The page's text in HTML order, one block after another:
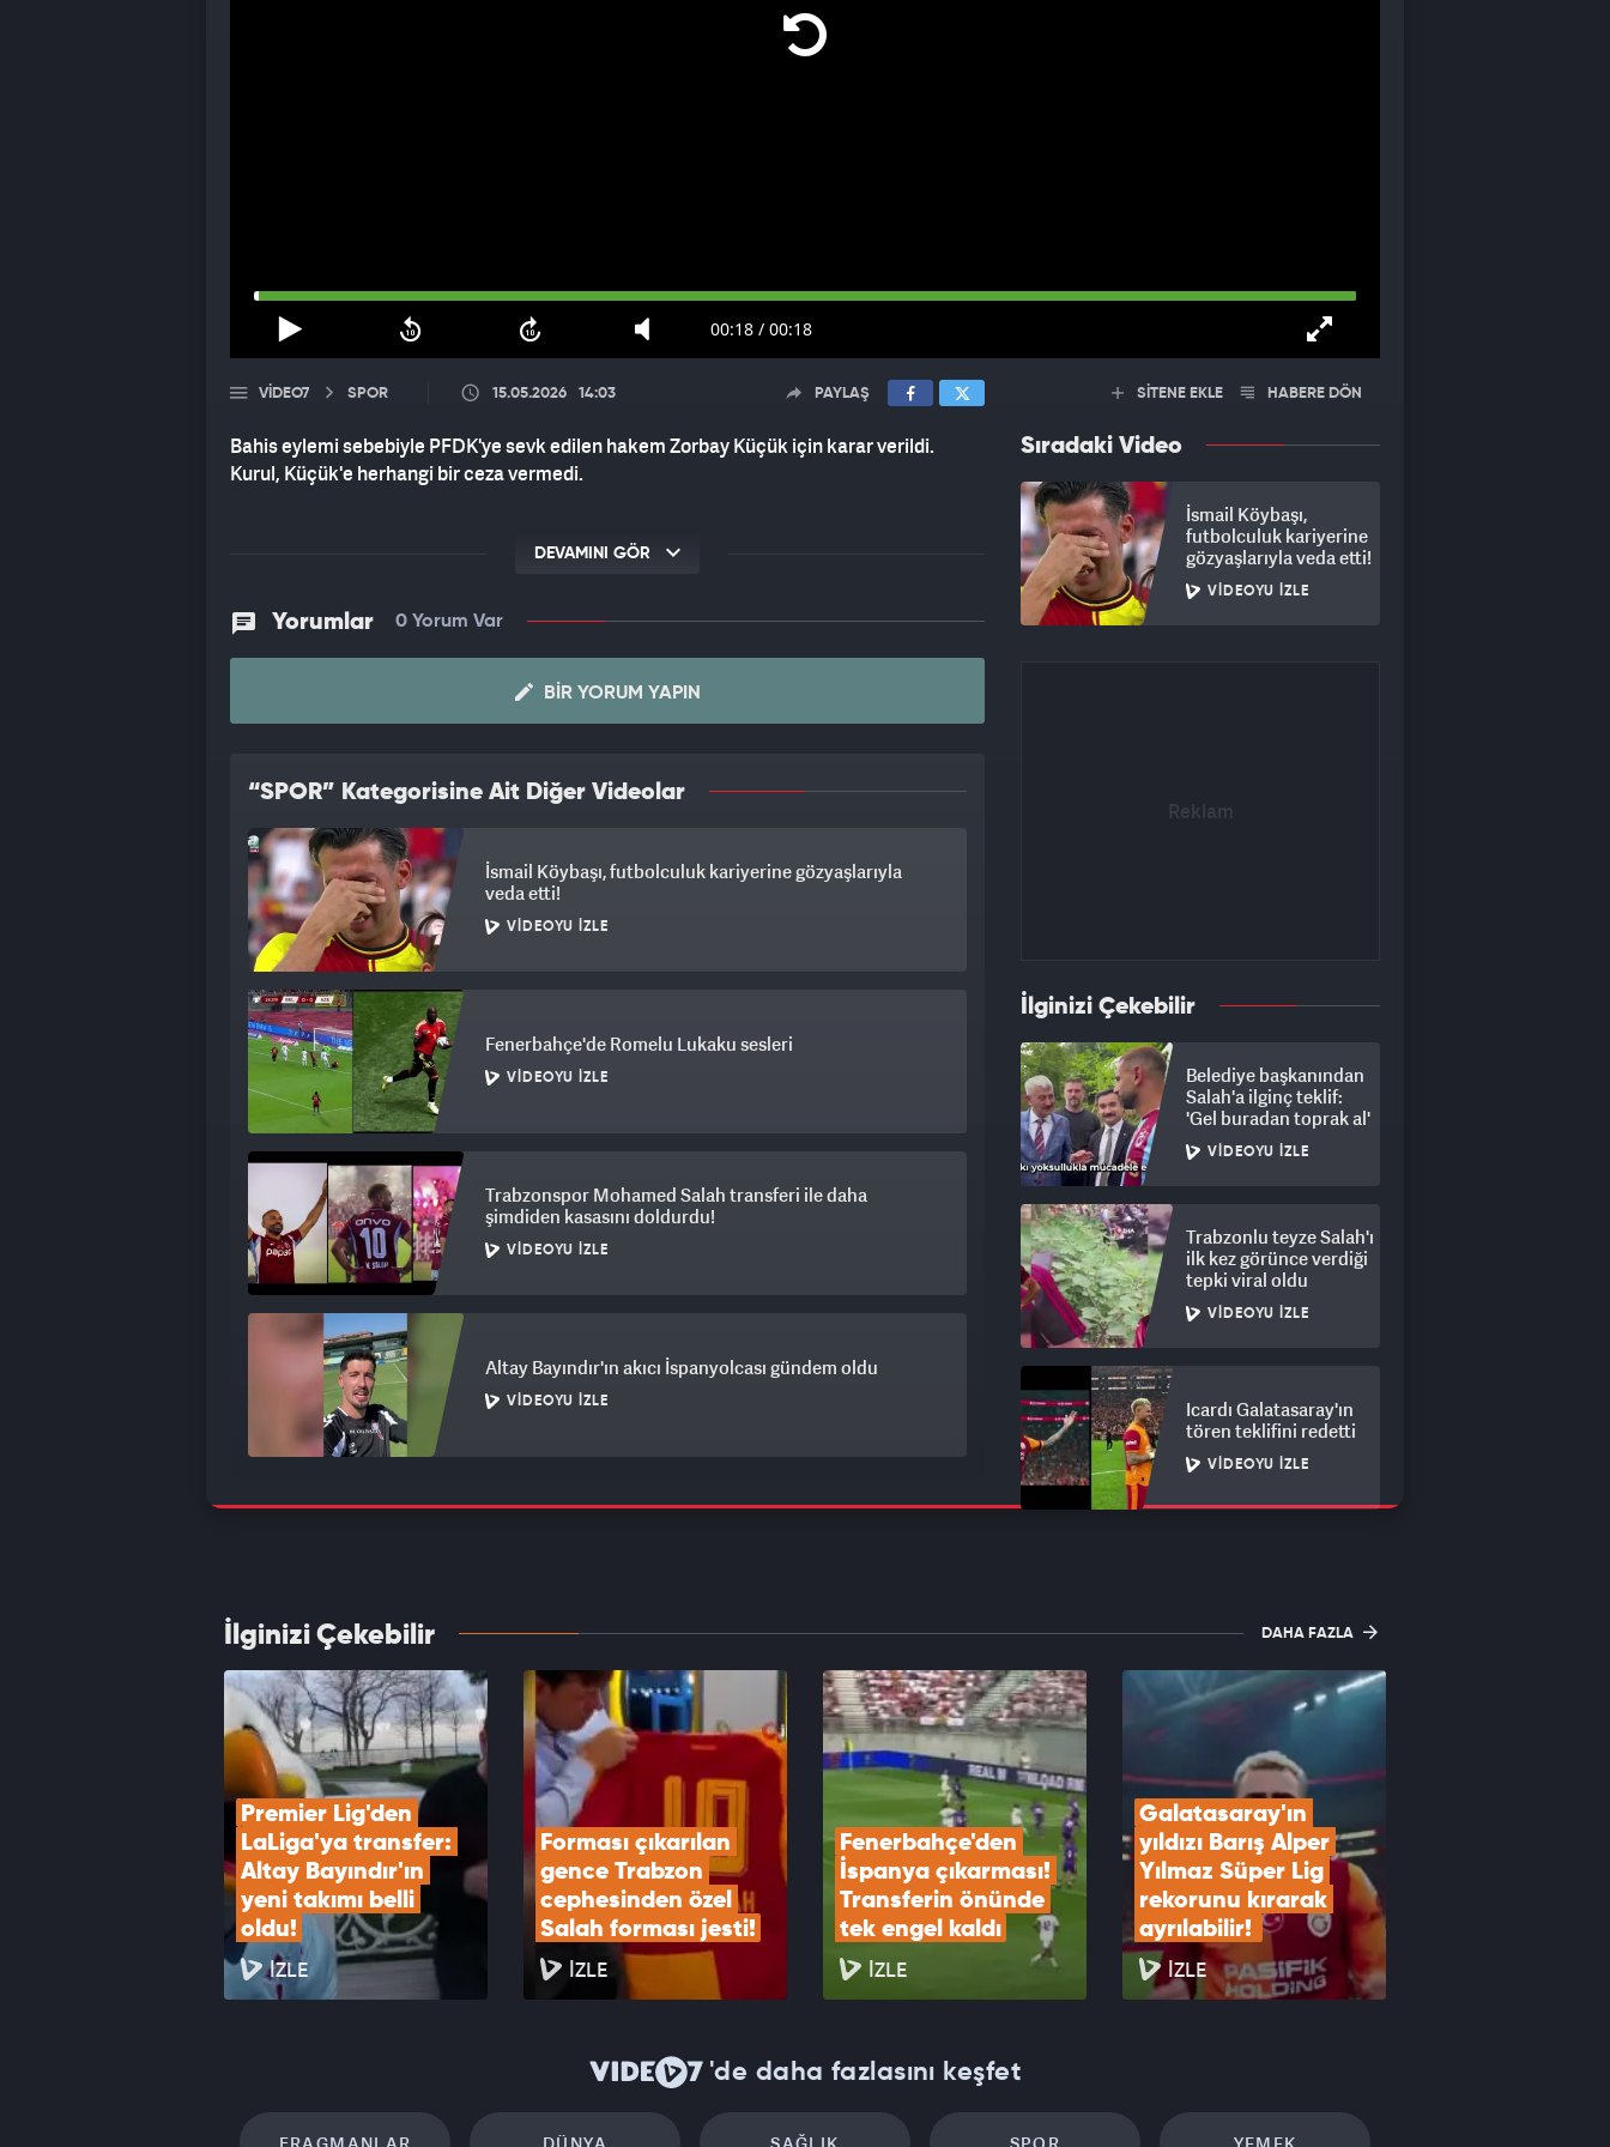
00:18 / 00:18
VIDEO7 SPOR 15.05.2026 14:03 PAYLAŞ
Bahis eylemi sebebiyle PFDK'ye sevk edilen hakem Zorbay Küçük için karar verildi.
Kurul, Küçük'e herhangi bir ceza vermedi.
DEVAMINI GÖR
Yorumlar 0 Yorum Var
BIR YORUM YAPIN
“SPOR” Kategorisine Ait Diğer Videolar
İsmail Köybaşı, futbolculuk kariyerine gözyaşlarıyla
veda etti!
VIDEOYU İZLE
Fenerbahçe'de Romelu Lukaku sesleri
VIDEOYU İZLE
Trabzonspor Mohamed Salah transferi ile daha
şimdiden kasasını doldurdu!
VIDEOYU İZLE
Altay Bayındır'ın akıcı İspanyolcası gündem oldu
VIDEOYU İZLE
Fenerbahçe'den İspanya çıkarması! Transferin önünde
tek engel kaldı
VIDEOYU İZLE
SİTENE EKLE HABERE DÖN
Sıradaki Video
İsmail Köybaşı,
futbolculuk kariyerine
gözyaşlarıyla veda etti!
VIDEOYU İZLE
İlginizi Çekebilir
Belediye başkanından
Salah'a ilginç teklif:
'Gel buradan toprak al'
VIDEOYU İZLE
Trabzonlu teyze Salah'ı
ilk kez görünce verdiği
tepki viral oldu
VIDEOYU İZLE
Icardı Galatasaray'ın
tören teklifini redetti
VIDEOYU İZLE
İlginizi Çekebilir DAHA FAZLA
Premier Lig'den
LaLiga'ya transfer:
Altay Bayındır'ın
yeni takımı belli
oldu!
İZLE
Forması çıkarılan
gence Trabzon
cephesinden özel
Salah forması jesti!
İZLE
Fenerbahçe'den
İspanya çıkarması!
Transferin önünde
tek engel kaldı
İZLE
Galatasaray'ın
yıldızı Barış Alper
Yılmaz Süper Lig
rekorunu kırarak
ayrılabilir!
İZLE
'de daha fazlasını keşfet